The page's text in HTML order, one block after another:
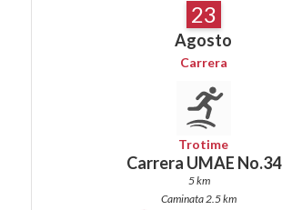
23
Agosto
Carrera
Trotime
Carrera UMAE No.34
5 km
Caminata 2.5 km